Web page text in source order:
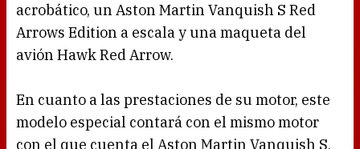
acrobático, un Aston Martin Vanquish S Red
Arrows Edition a escala y una maqueta del
avión Hawk Red Arrow.
En cuanto a las prestaciones de su motor, este
modelo especial contará con el mismo motor
con el que cuenta el Aston Martin Vanquish S,